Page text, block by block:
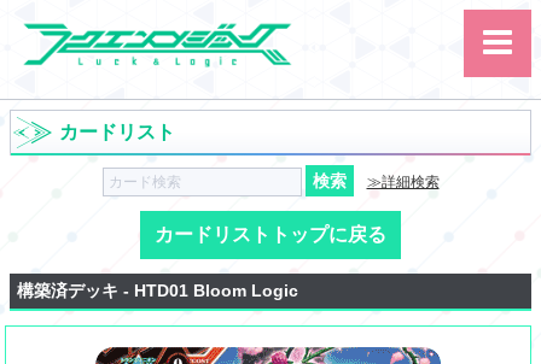
サイト内検索
カード ルール
大会
カードリスト
≫詳細検索
カードリストトップに戻る
構築済デッキ - HTD01 Bloom Logic